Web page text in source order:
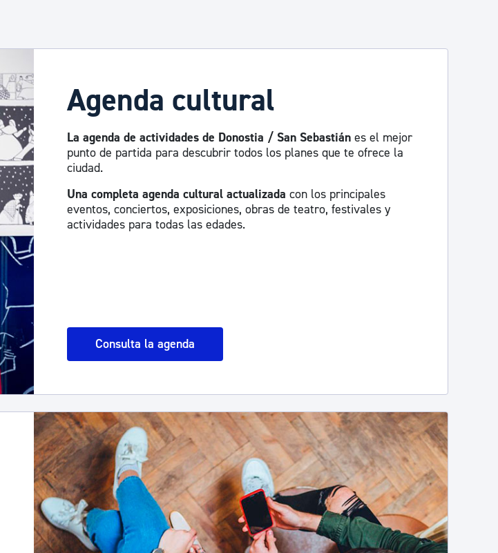
Agenda cultural
La agenda de actividades de Donostia / San Sebastián es el mejor
punto de partida para descubrir todos los planes que te ofrece la
ciudad.
Una completa agenda cultural actualizada con los principales
eventos, conciertos, exposiciones, obras de teatro, festivales y
actividades para todas las edades.
Consulta la agenda